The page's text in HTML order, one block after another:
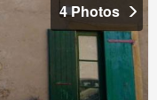
4 Photos